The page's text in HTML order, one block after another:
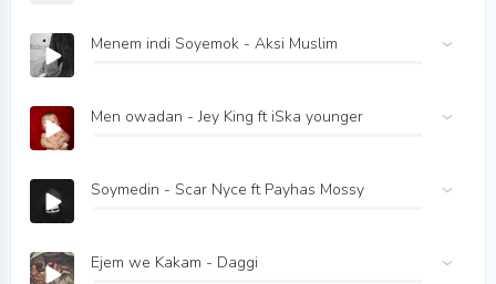
Menem indi Soyemok - Aksi Muslim
Men owadan - Jey King ft iSka younger
Soymedin - Scar Nyce ft Payhas Mossy
Ejem we Kakam - Daggi